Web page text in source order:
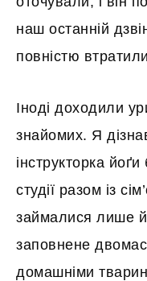
наш останній
повністю
Іноді доходили
знайомих. Я
інструкторка
студії разом із
займалися лише
заповнене
домашніми